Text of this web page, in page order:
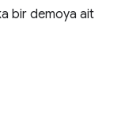
bir demoya ait